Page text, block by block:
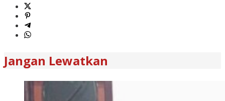
Jangan Lewatkan